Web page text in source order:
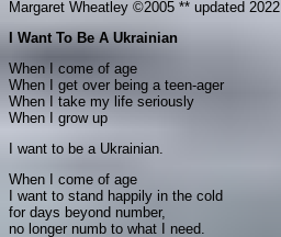
Margaret Wheatley ©2005 ** updated 2022
I Want To Be A Ukrainian
When I come of age
When I get over being a teen-ager
When I take my life seriously
When I grow up
I want to be a Ukrainian.
When I come of age
I want to stand happily in the cold
for days beyond number,
no longer numb to what I need.